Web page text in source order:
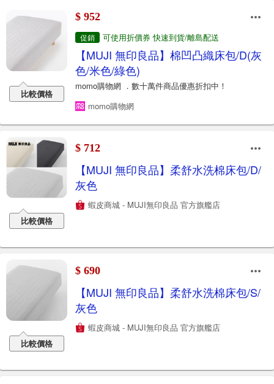
比較價格
$ 952
促銷 可使用折價券 快速到貨/離島配送
【MUJI 無印良品】棉凹凸織床包/D(灰
色/米色/綠色)
momo購物網 ．數十萬件商品優惠折扣中！
momo購物網
比較價格
$ 712
【MUJI 無印良品】柔舒水洗棉床包/D/
灰色
蝦皮商城 - MUJI無印良品 官方旗艦店
比較價格
$ 690
【MUJI 無印良品】柔舒水洗棉床包/S/
灰色
蝦皮商城 - MUJI無印良品 官方旗艦店